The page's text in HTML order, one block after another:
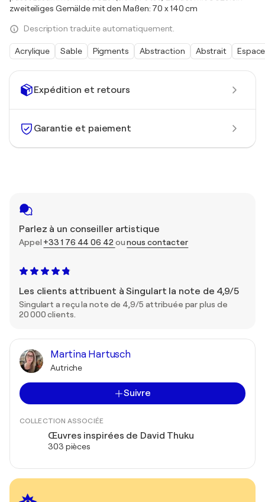
Expédition et retours
Garantie et paiement
Parlez à un conseiller artistique
Appel +33 1 76 44 06 42 ounous contacter
Les clients attribuent à Singulart la note de 4,9/5
Singulart a reçu la note de 4,9/5 attribuée par plus de
20 000 clients.
Martina Hartusch
Autriche
Suivre
COLLECTION ASSOCIÉE
Œuvres inspirées de David Thuku
303 pièces
zweiteiliges Gemälde mit den Maßen: 70 x 140 cm
Description traduite automatiquement.
Acrylique Sable Pigments Abstraction Abstrait Espace